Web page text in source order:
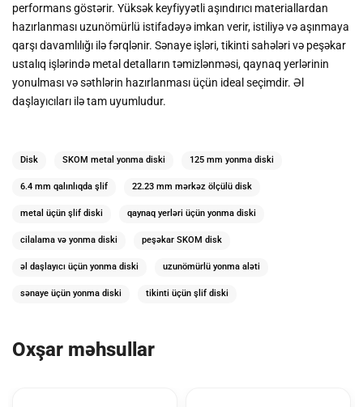
performans göstərir. Yüksək keyfiyyətli aşındırıcı materiallardan
hazırlanması uzunömürlü istifadəyə imkan verir, istiliyə və aşınmaya
qarşı davamlılığı ilə fərqlənir. Sənaye işləri, tikinti sahələri və peşəkar
ustalıq işlərində metal detalların təmizlənməsi, qaynaq yerlərinin
yonulması və səthlərin hazırlanması üçün ideal seçimdir. Əl
daşlayıcıları ilə tam uyumludur.
Disk SKOM metal yonma diski 125 mm yonma diski
6.4 mm qalınlıqda şlif 22.23 mm mərkəz ölçülü disk
metal üçün şlif diski qaynaq yerləri üçün yonma diski
cilalama və yonma diski peşəkar SKOM disk
əl daşlayıcı üçün yonma diski uzunömürlü yonma aləti
sənaye üçün yonma diski tikinti üçün şlif diski
Oxşar məhsullar